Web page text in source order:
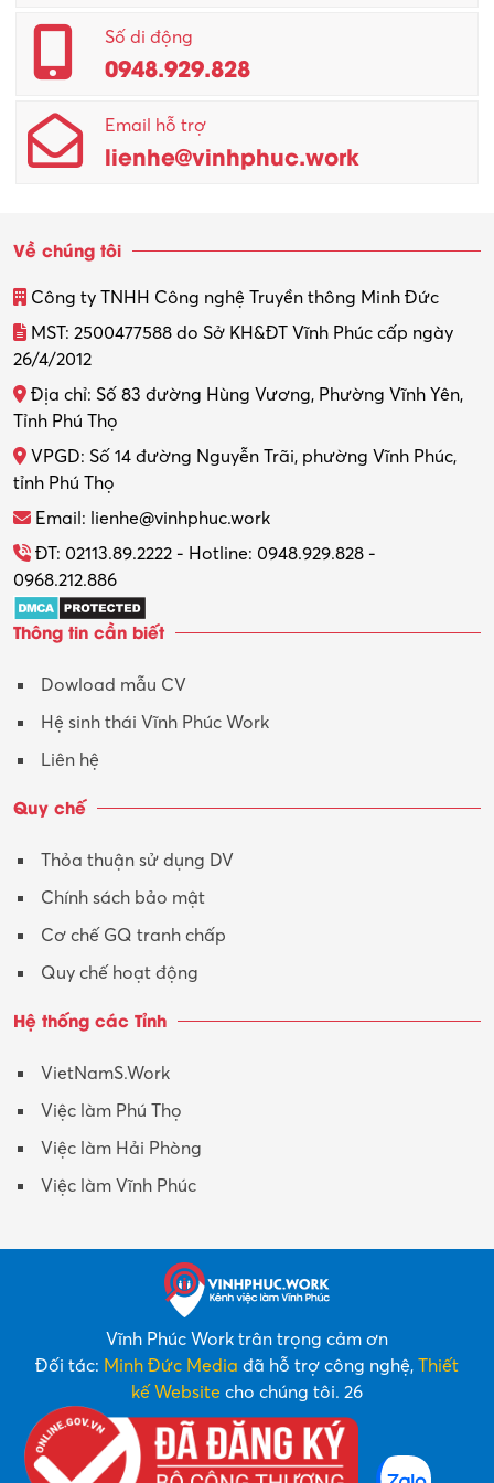
Quản lý – Giám đốc
Quản lý chất lượng – QC
Quản lý sản xuất
Quản trị kinh doanh
Thiết kế nội thất
Thợ máy – Ô tô – Xe máy
Thực tập
Tổ chức sự kiện – Quà tặng
Trợ lý
Tư vấn
Tư vấn – Kiến trúc
Y tế-Dược
Số di động
0948.929.828
Email hỗ trợ
lienhe@vinhphuc.work
Về chúng tôi
Công ty TNHH Công nghệ Truyền thông Minh Đức
MST: 2500477588 do Sở KH&ĐT Vĩnh Phúc cấp ngày
26/4/2012
Địa chỉ: Số 83 đường Hùng Vương, Phường Vĩnh Yên,
Tỉnh Phú Thọ
VPGD: Số 14 đường Nguyễn Trãi, phường Vĩnh Phúc,
tỉnh Phú Thọ
Email: lienhe@vinhphuc.work
ĐT: 02113.89.2222 - Hotline: 0948.929.828 -
0968.212.886
Thông tin cần biết
Dowload mẫu CV
Hệ sinh thái Vĩnh Phúc Work
Liên hệ
Quy chế
Thỏa thuận sử dụng DV
Chính sách bảo mật
Cơ chế GQ tranh chấp
Quy chế hoạt động
Hệ thống các Tỉnh
VietNamS.Work
Việc làm Phú Thọ
Việc làm Hải Phòng
Việc làm Vĩnh Phúc
Vĩnh Phúc Work trân trọng cảm ơn
Đối tác: Minh Đức Media đã hỗ trợ công nghệ, Thiết
kế Website cho chúng tôi. 26